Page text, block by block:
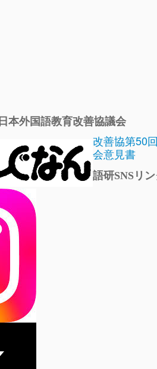
日本外国語教育改善協議会
改善協第50
会意見書
語研SNSリ